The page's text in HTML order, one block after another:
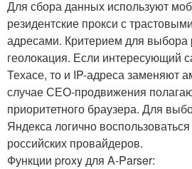
Для сбора данных используют
резидентские прокси с
адресами. Критерием для выбора
геолокация. Если интересующий
Техасе, то и IP-адреса заменяют
случае СЕО-продвижения
приоритетного браузера. Для
Яндекса логично
российских провайдеров.
Функции proxy для A-Parser: